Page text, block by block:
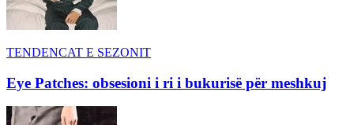
TENDENCAT E SEZONIT
Eye Patches: obsesioni i ri i bukurisë për meshkuj